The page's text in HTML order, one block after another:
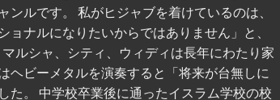
ルです。 私がヒジャブを着けているのは、
ナルになりたいからではありません」と、
ルシャ、シティ、ウィディは長年にわたり家
ヘビーメタルを演奏すると「将来が台無しに
た。 中学校卒業後に通ったイスラム学校の校